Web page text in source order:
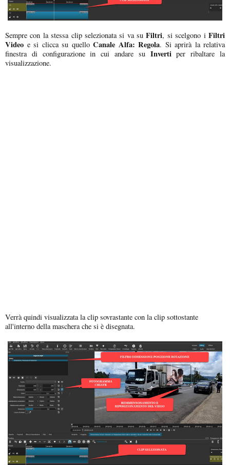
Sempre con la stessa clip selezionata si va su Filtri, si scelgono iFiltri
Video e si clicca su quello Canale Alfa: Regola. Si aprirà la relativa
finestra di configurazione in cui andare su Invertiper ribaltare la
visualizzazione.
Verrà quindi visualizzata la clip sovrastante con la clip sottostante
all'interno della maschera che si è disegnata.